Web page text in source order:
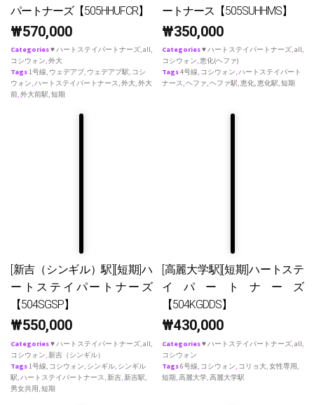
パートナーズ【505HHUFCR】
₩570,000
Categories♥ ハートステイパートナーズ,all,
コシウォン,外大
Tags1号線, ウェデアプ, ウェデアプ駅, コシ
ウォン,ハートステイパートナース,外大,外大
前,外大前駅,短期
ートナース【505SUHHMS】
₩350,000
Categories♥ ハートステイパートナーズ,all,
コシウォン,恵化(ヘファ)
Tags4号線, コシウォン,ハートステイパート
ナース,ヘファ,ヘファ駅,恵化,恵化駅,短期
[新吉（シンギル）駅][短期]ハ
ートステイパートナーズ
【504SGSP】
₩550,000
Categories♥ ハートステイパートナーズ all
コシウォン 新吉（シンギル）
Tags 1号線 コシウォン シンギル シンギル
駅 ハートステイパートナース 新吉 新吉駅
男女共用 短期
[高麗大学駅][短期]ハートステ
イパートナーズ
【504KGDDS】
₩430,000
Categories♥ ハートステイパートナーズ all
コシウォン
Tags6号線 コシウォン コリョ大 女性専用
短期 高麗大学 高麗大学駅